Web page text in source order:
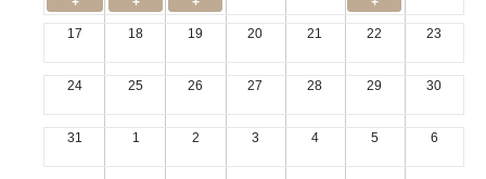
17 18 19 20 21 22 23
24 25 26 27 28 29 30
31 1 2 3 4 5 6